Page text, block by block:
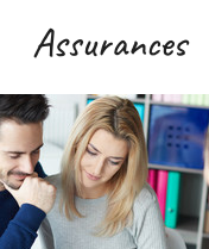
Assurances